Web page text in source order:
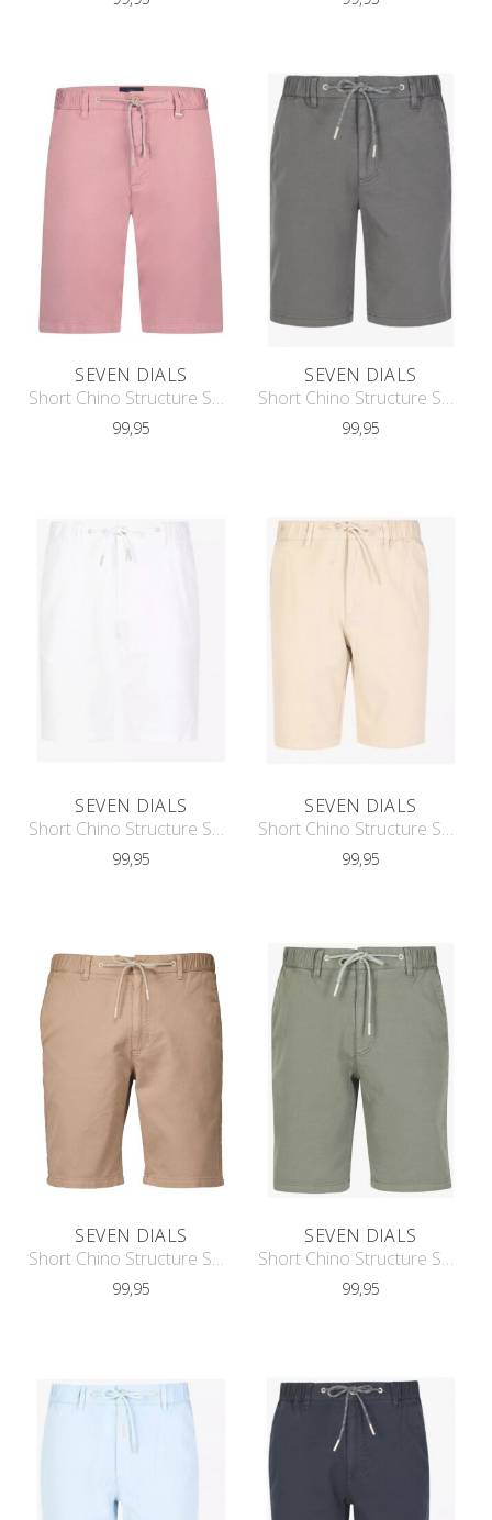
SEVEN DIALS
Short Chino Structure SDL251089FE06
99,95
SEVEN DIALS
Short Chino Structure SDL251089FE06
99,95
SEVEN DIALS
Short Chino Structure SDL251089FE06
99,95
SEVEN DIALS
Short Chino Structure SDL251089FE06
99,95
SEVEN DIALS
Short Chino Structure SDL251089FE06
99,95
SEVEN DIALS
Short Chino Structure SDL251089FE06
99,95